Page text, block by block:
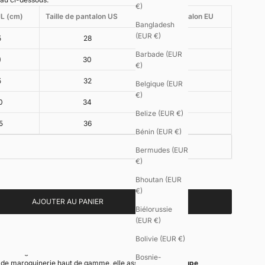
€)
Bangladesh
(EUR €)
Barbade (EUR
€)
Belgique (EUR
€)
Belize (EUR €)
Bénin (EUR €)
Bermudes (EUR
€)
Bhoutan (EUR
€)
Biélorussie
(EUR €)
Bolivie (EUR €)
Bosnie-
(cm)
Taille de pantalon US Taille de pantalon EU
28
30 40
32 42
34
36
AJOUTER AU PANIER
un cuir de caractère. Une pièce d’exception, où la matière capte la
singulière.
maroquinerie haut de gamme, elle associe une
découpe